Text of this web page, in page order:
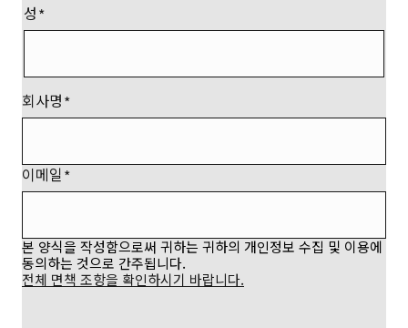
성
회사명
이메일
본 양식을 작성함으로써 귀하는 귀하의 개인정보 수집 및 이용에
동의하는 것으로 간주됩니다.
전체 면책 조항을 확인하시기 바랍니다.